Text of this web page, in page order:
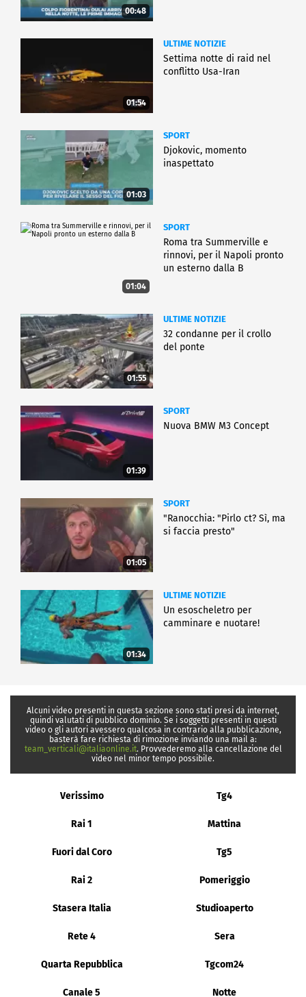
00:48
01:54
ULTIME NOTIZIE
Settima notte di raid nel
conflitto Usa-Iran
01:03
SPORT
Djokovic, momento
inaspettato
01:04
SPORT
Roma tra Summerville e
rinnovi, per il Napoli pronto
un esterno dalla B
01:55
ULTIME NOTIZIE
32 condanne per il crollo
del ponte
01:39
SPORT
Nuova BMW M3 Concept
01:05
SPORT
"Ranocchia: "Pirlo ct? Sì, ma
si faccia presto"
01:34
ULTIME NOTIZIE
Un esoscheletro per
camminare e nuotare!
Alcuni video presenti in questa sezione sono stati presi da internet,
quindi valutati di pubblico dominio. Se i soggetti presenti in questi
video o gli autori avessero qualcosa in contrario alla pubblicazione,
basterà fare richiesta di rimozione inviando una mail a:
team_verticali@italiaonline.it. Provvederemo alla cancellazione del
video nel minor tempo possibile.
Verissimo Tg4
Rai 1 Mattina
Fuori dal Coro Tg5
Rai 2 Pomeriggio
Stasera Italia Studioaperto
Rete 4 Sera
Quarta Repubblica Tgcom24
Canale 5 Notte